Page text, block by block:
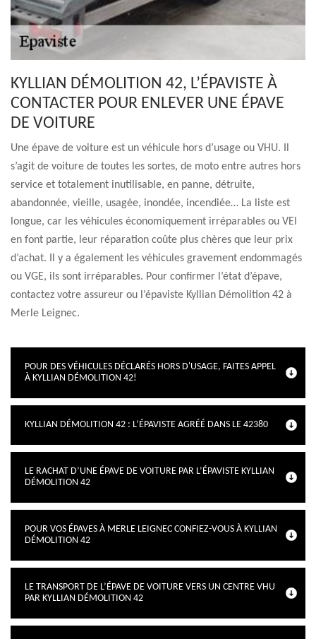
KYLLIAN DÉMOLITION 42, L’ÉPAVISTE À
CONTACTER POUR ENLEVER UNE ÉPAVE
DE VOITURE
Une épave de voiture est un véhicule hors d’usage ou VHU. Il
s’agit de voiture de toutes les sortes, de moto entre autres hors
service et totalement inutilisable, en panne, détruite,
abandonnée, vieille, usagée, inondée, incendiée… La liste est
longue, car les véhicules économiquement irréparables ou VEI
en font partie, leur réparation coûte plus chères que leur prix
d’achat. Il y a également les véhicules gravement endommagés
ou VGE, ils sont irréparables. Pour confirmer l’état d’épave,
contactez votre assureur ou l’épaviste Kyllian Démolition 42 à
Merle Leignec.
POUR DES VÉHICULES DÉCLARÉS HORS D'USAGE, FAITES APPEL
À KYLLIAN DÉMOLITION 42!
KYLLIAN DÉMOLITION 42 : L’ÉPAVISTE AGRÉÉ DANS LE 42380
LE RACHAT D’UNE ÉPAVE DE VOITURE PAR L’ÉPAVISTE KYLLIAN
DÉMOLITION 42
POUR VOS ÉPAVES À MERLE LEIGNEC CONFIEZ-VOUS À KYLLIAN
DÉMOLITION 42
LE TRANSPORT DE L’ÉPAVE DE VOITURE VERS UN CENTRE VHU
PAR KYLLIAN DÉMOLITION 42